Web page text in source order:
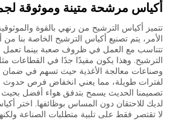
أكياس مرشحة متينة وموثوقة
تتميز أكياس الترشيح من رنهي بالقوة
الأمر، يتم تصنيع أكياس الترشيح الخاصة بنا
تتناسب مع العمل في ظروف صعبة بينما تعمل
الترشيح. وهذا يكون مفيدًا جدًا في القطاعات مثل
وصناعات معالجة الأغذية حيث تسهم في
لفترات طويلة، مما يعني انخفاض فرص حدوث
تصميمنا الحديث يسمح بتدفق هواء أفضل
لديك للاحتقان دون المساس بوظائفها. اختر
لا تقتصر فقط على تلبية متطلبات الصناعة